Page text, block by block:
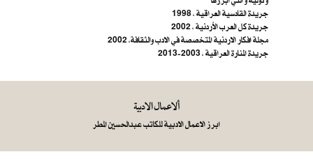
جريدة القادسية العراقية ، 1998
جريدة كل العرب الأردنية ، 2002
مجلة افكار الاردنية المتخصصة في الادب والثقافة، 2002
جريدة المنارة العراقية ، 2003-2013
ألاعمال الادبية
ابرز الاعمال الادبية للكاتب عبدالحسين المطر